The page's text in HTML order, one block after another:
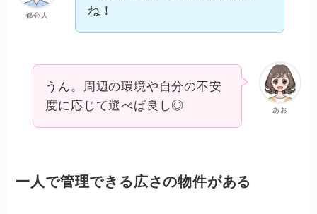
都会人
ね！
あお
うん。周辺の環境や自分の不安
度に応じて選べば良し◎
一人で管理できる広さの物件がある